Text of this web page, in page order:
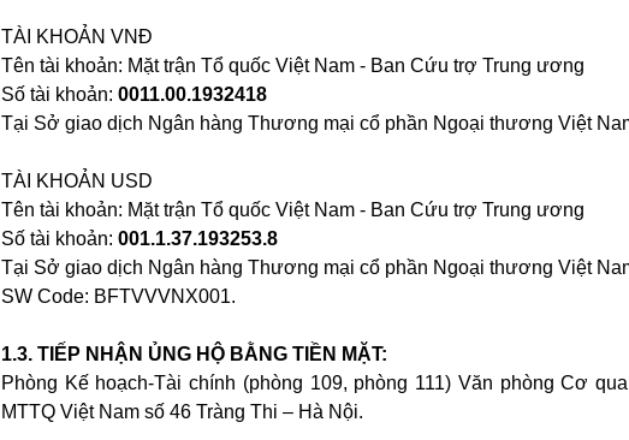
TÀI KHOẢN VNĐ
Tên tài khoản: Mặt trận Tổ quốc Việt Nam - Ban Cứu trợ Trung ương
Số tài khoản: 0011.00.1932418
Tại Sở giao dịch Ngân hàng Thương mại cổ phần Ngoại thương Việt
TÀI KHOẢN USD
Tên tài khoản: Mặt trận Tổ quốc Việt Nam - Ban Cứu trợ Trung ương
Số tài khoản: 001.1.37.193253.8
Tại Sở giao dịch Ngân hàng Thương mại cổ phần Ngoại thương Việt
SW Code: BFTVVVNX001.
1.3. TIẾP NHẬN ỦNG HỘ BẰNG TIỀN MẶT:
Phòng Kế hoạch-Tài chính (phòng 109, phòng 111) Văn phòng Cơ
MTTQ Việt Nam số 46 Tràng Thi – Hà Nội.